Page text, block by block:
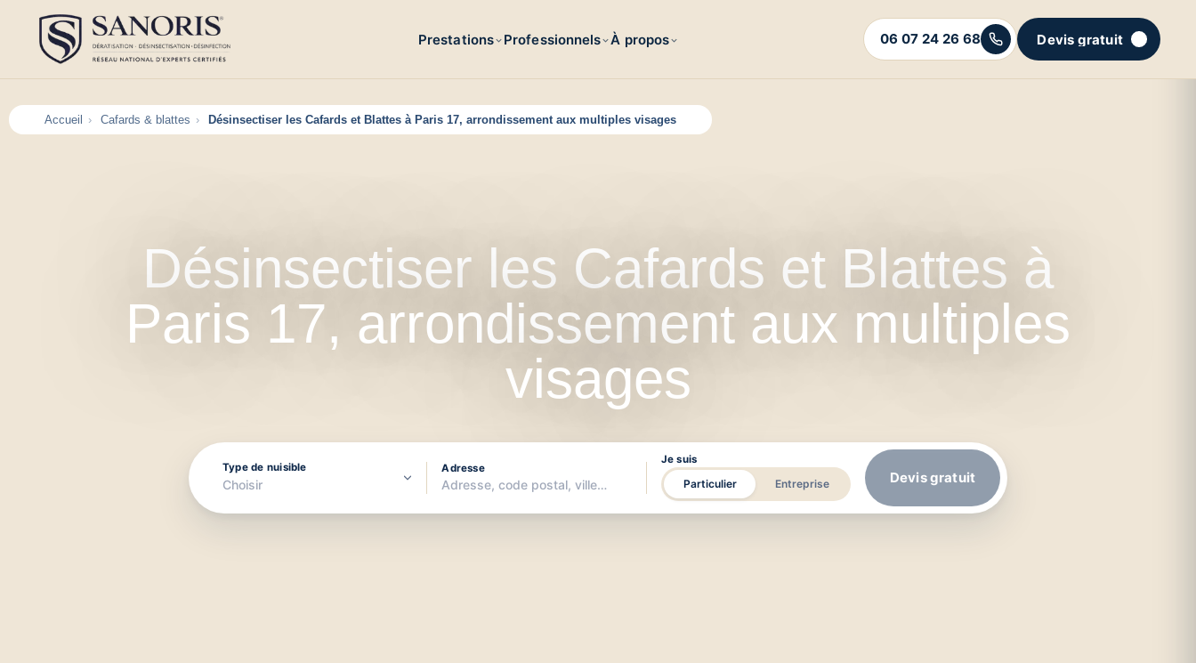
Prestations Professionnels À propos 06 07 24 26 68 Devis gratuit
Accueil Cafards & blattes Désinsectiser les Cafards et Blattes à Paris 17, arrondissement aux multiples visages
Désinsectiser les Cafards et Blattes à
Paris 17, arrondissement aux multiples
visages
Type de nuisible
Choisir
Adresse
Je suis
Particulier Entreprise Devis gratuit